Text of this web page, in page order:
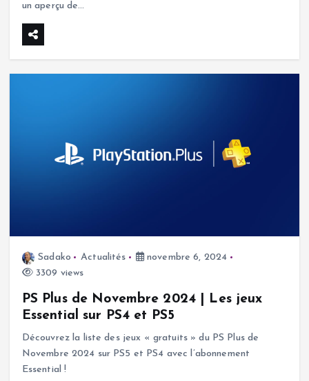
un aperçu de…
Sadako Actualités
novembre 6, 2024
3309 views
PS Plus de Novembre 2024 | Les jeux
Essential sur PS4 et PS5
Découvrez la liste des jeux « gratuits » du PS Plus de
Novembre 2024 sur PS5 et PS4 avec l’abonnement
Essential !